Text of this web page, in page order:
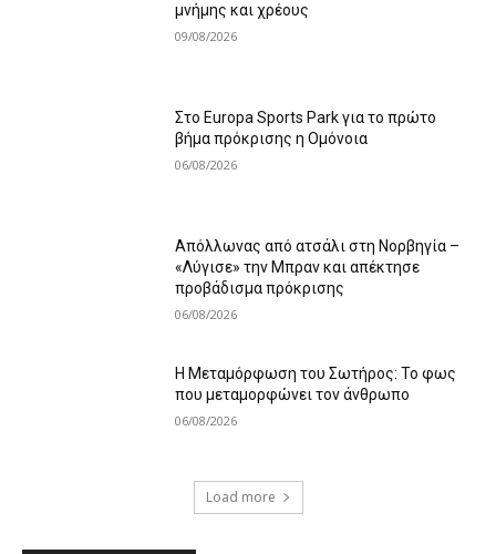
μνήμης και χρέους
09/08/2026
Στο Europa Sports Park για το πρώτο
βήμα πρόκρισης η Ομόνοια
06/08/2026
Απόλλωνας από ατσάλι στη Νορβηγία –
«Λύγισε» την Μπραν και απέκτησε
προβάδισμα πρόκρισης
06/08/2026
Η Μεταμόρφωση του Σωτήρος: Το φως
που μεταμορφώνει τον άνθρωπο
06/08/2026
Load more